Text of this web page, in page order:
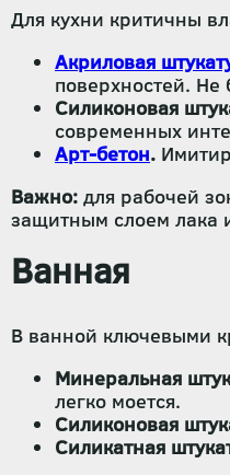
Для кухни критичны
Акриловая
поверхностей. Не
Силиконовая
современных
Арт-бетон.
Важно: для рабочей
защитным слоем лака
Ванная
В ванной ключевыми
Минеральная
легко моется.
Силиконовая
Силикатная